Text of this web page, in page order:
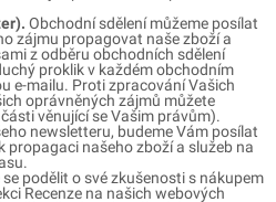
Obchodní sdělení můžeme posílat
zájmu propagovat naše zboží a
z odběru obchodních sdělení
proklik v každém obchodním
e-mailu. Proti zpracování Vašich
oprávněných zájmů můžete
věnující se Vašim právům).
newsletteru, budeme Vám posílat
propagaci našeho zboží a služeb na
se podělit o své zkušenosti s nákupem
Recenze na našich webových